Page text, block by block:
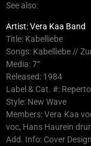
See also:
Artist: Vera Kaa Band
Title: Kabelliebe
Songs: Kabelliebe //
Media: 7“
Released: 1984
Label & Cat. #:
Style: New Wave
Members: Vera Kaa
voc, Hans Haurein
Add. Info: Cover